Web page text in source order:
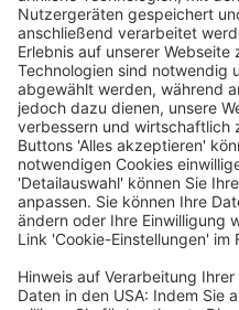
Archivierungsrichtlinie
In einer
DSGVO sind, soweit noch
zukünftigen
abzuschätzen.
Mit dem Betriebsrat sind
Analyse abzustimmen,
Betriebsvereinbarung
2. Pilot